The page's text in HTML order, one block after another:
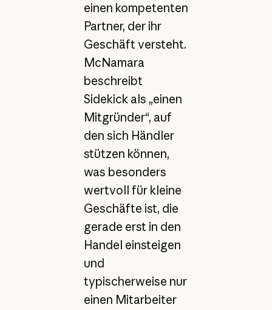
einen kompetenten
Partner, der ihr
Geschäft versteht.
McNamara
beschreibt
Sidekick als „einen
Mitgründer“, auf
den sich Händler
stützen können,
was besonders
wertvoll für kleine
Geschäfte ist, die
gerade erst in den
Handel einsteigen
und
typischerweise nur
einen Mitarbeiter